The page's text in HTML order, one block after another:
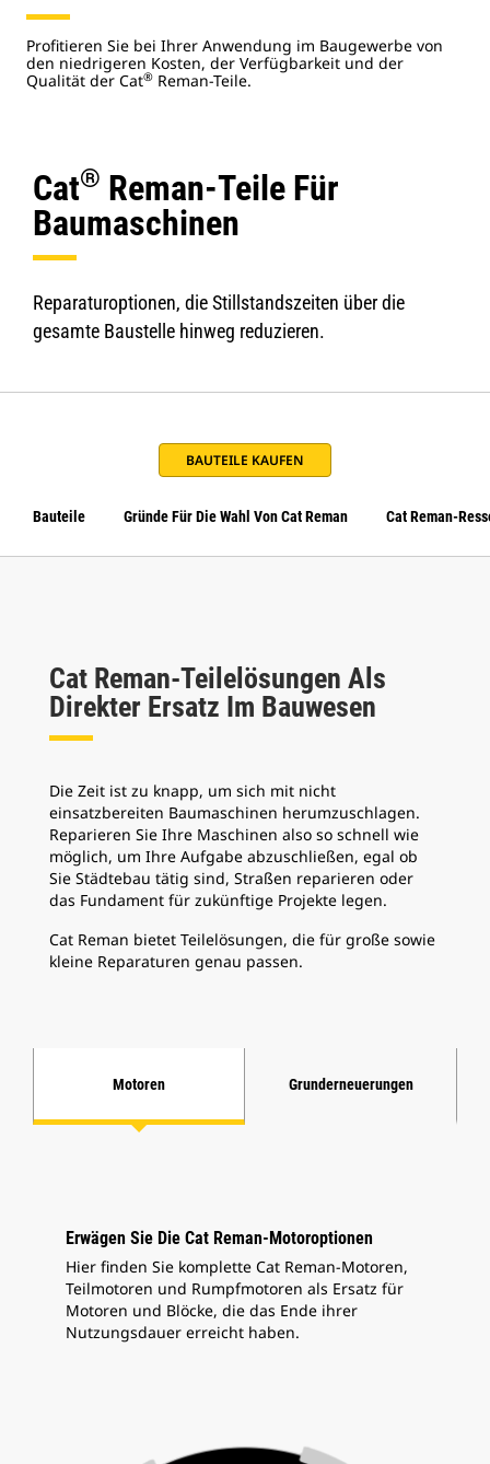
Profitieren Sie bei Ihrer Anwendung im Baugewerbe von
den niedrigeren Kosten, der Verfügbarkeit und der
Qualität der Cat® Reman-Teile.
Cat® Reman-Teile Für
Baumaschinen
Reparaturoptionen, die Stillstandszeiten über die
gesamte Baustelle hinweg reduzieren.
BAUTEILE KAUFEN
Bauteile Gründe Für Die Wahl Von Cat Reman Cat Reman-
Cat Reman-Teilelösungen Als
Direkter Ersatz Im Bauwesen
Die Zeit ist zu knapp, um sich mit nicht
einsatzbereiten Baumaschinen herumzuschlagen.
Reparieren Sie Ihre Maschinen also so schnell wie
möglich, um Ihre Aufgabe abzuschließen, egal ob
Sie Städtebau tätig sind, Straßen reparieren oder
das Fundament für zukünftige Projekte legen.
Cat Reman bietet Teilelösungen, die für große sowie
kleine Reparaturen genau passen.
Motoren Grunderneuerungen
Erwägen Sie Die Cat Reman-Motoroptionen
Hier finden Sie komplette Cat Reman-Motoren,
Teilmotoren und Rumpfmotoren als Ersatz für
Motoren und Blöcke, die das Ende ihrer
Nutzungsdauer erreicht haben.